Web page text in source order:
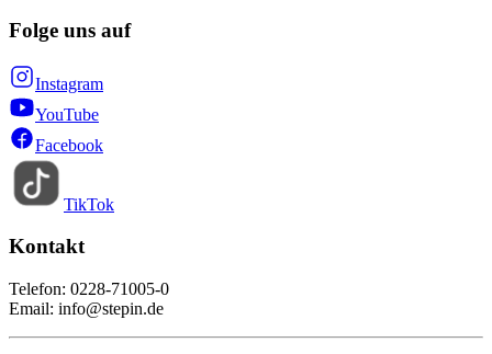
Folge uns auf
Instagram
YouTube
Facebook
TikTok
Kontakt
Telefon: 0228-71005-0
Email: info@stepin.de